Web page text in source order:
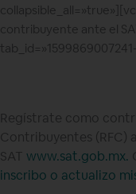
contribuyente ante el
Regístrate como
Contribuyentes (RFC)
SAT www.sat.gob.mx.
inscribo o actualizo